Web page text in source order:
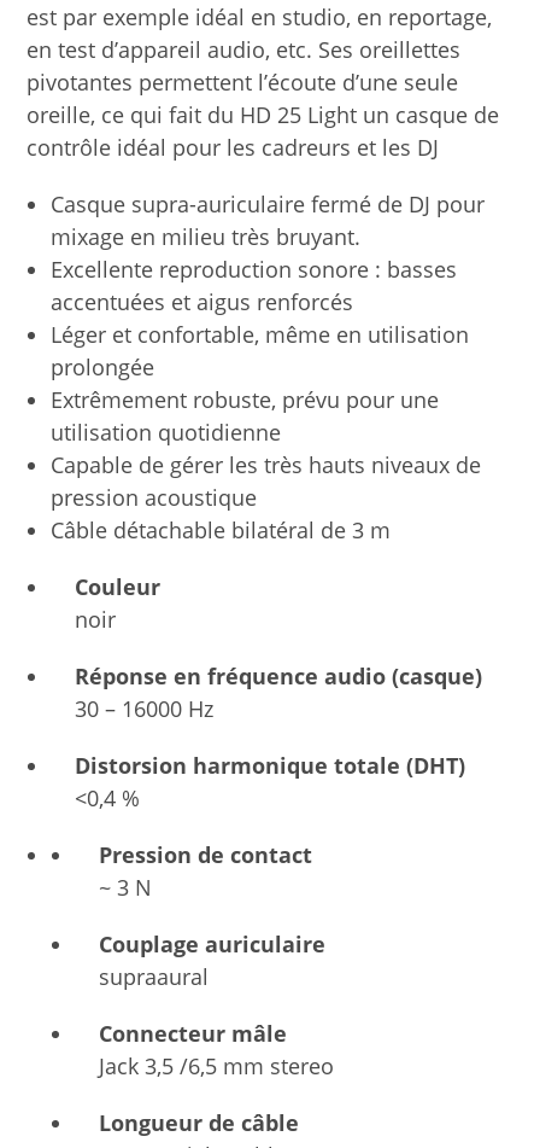
est par exemple idéal en studio, en reportage,
en test d’appareil audio, etc. Ses oreillettes
pivotantes permettent l’écoute d’une seule
oreille, ce qui fait du HD 25 Light un casque de
contrôle idéal pour les cadreurs et les DJ
Casque supra-auriculaire fermé de DJ pour
mixage en milieu très bruyant.
Excellente reproduction sonore : basses
accentuées et aigus renforcés
Léger et confortable, même en utilisation
prolongée
Extrêmement robuste, prévu pour une
utilisation quotidienne
Capable de gérer les très hauts niveaux de
pression acoustique
Câble détachable bilatéral de 3 m
Couleur
noir
Réponse en fréquence audio (casque)
30 – 16000 Hz
Distorsion harmonique totale (DHT)
<0,4 %
Pression de contact
~ 3 N
Couplage auriculaire
supraaural
Connecteur mâle
Jack 3,5 /6,5 mm stereo
Longueur de câble